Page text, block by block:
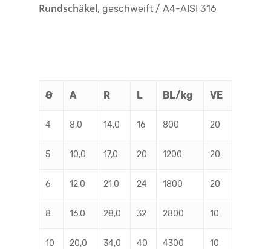
Rundschäkel, geschweift / A4-AISI 316
Ø A R L BL/kg VE
4 8,0 14,0 16 800 20
5 10,0 17,0 20 1200 20
6 12,0 21,0 24 1800 20
8 16,0 28,0 32 2800 10
10 20,0 34,0 40 4300 10